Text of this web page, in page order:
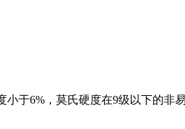
于6%，莫氏硬度在9级以下的非